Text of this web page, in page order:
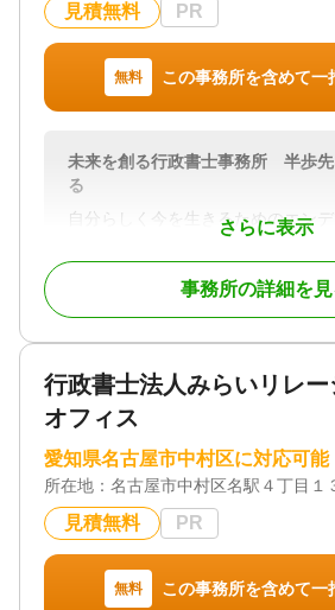
見積無料 PR
無料 この事務所を含めて一
さらに表示
未来を創る行政書士事務所 半歩
る
自分らしく今を生きるためのエンデ
（＝終活ではありません。これか
のノートです）遺言書作成のアド
渡す最期のラブレター）遺産分割
かに故人を偲ぶお手伝い） 私ど
対応地域
愛知県内
対応業務
遺言書 / 遺産分割 / 相続財産調査 /
手続き / 戸籍収集 / 相続人調査
対応体制
電話相談可 / 訪問可 / 女性スタッフ
可 / 初回相談無料 / 18時以降相談可
事務所の詳細を見
行政書士法人みらいリレ
オフィス
愛知県名古屋市中村区に対応可能
所在地： 名古屋市中村区名駅４丁目１
見積無料 PR
無料 この事務所を含めて一